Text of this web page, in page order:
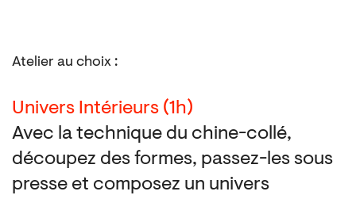
Atelier au choix :
Univers Intérieurs (1h)
Avec la technique du chine-collé,
découpez des formes, passez-les sous
presse et composez un univers